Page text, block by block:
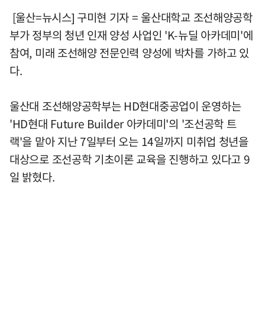
[울산=뉴시스] 구미현 기자 = 울산대학교 조선해양공학
부가 정부의 청년 인재 양성 사업인 'K-뉴딜 아카데미'에
참여, 미래 조선해양 전문인력 양성에 박차를 가하고 있
다.
울산대 조선해양공학부는 HD현대중공업이 운영하는
'HD현대 Future Builder 아카데미'의 '조선공학 트
랙'을 맡아 지난 7일부터 오는 14일까지 미취업 청년을
대상으로 조선공학 기초이론 교육을 진행하고 있다고 9
일 밝혔다.